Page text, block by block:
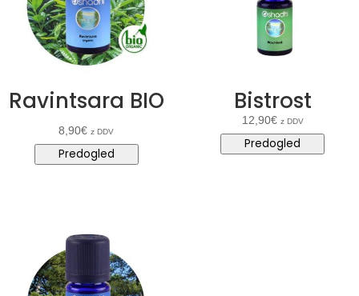
Ravintsara BIO
8,90€ z DDV
Predogled
Bistrost
12,90€ z DDV
Predogled